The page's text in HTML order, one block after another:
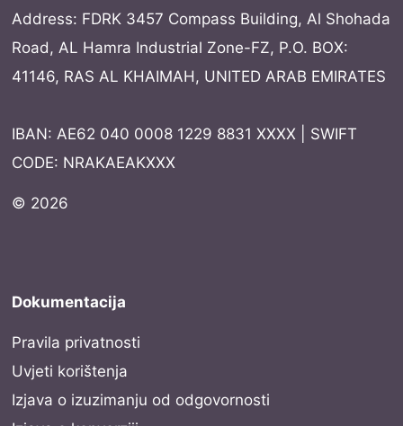
Address: FDRK 3457 Compass Building, Al Shohada
Road, AL Hamra Industrial Zone-FZ, P.O. BOX:
41146, RAS AL KHAIMAH, UNITED ARAB EMIRATES
IBAN: AE62 040 0008 1229 8831 XXXX | SWIFT
CODE: NRAKAEAKXXX
© 2026
Dokumentacija
Pravila privatnosti
Uvjeti korištenja
Izjava o izuzimanju od odgovornosti